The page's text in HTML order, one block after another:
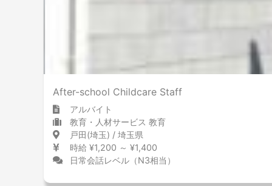
After-school Childcare Staff
アルバイト
教育・人材サービス 教育
戸田(埼玉) / 埼玉県
時給 ¥1,200 ～ ¥1,400
日常会話レベル（N3相当）